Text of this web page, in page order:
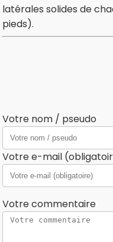
latérales solides de
pieds).
Votre nom / pseudo
Votre e-mail
Votre commentaire